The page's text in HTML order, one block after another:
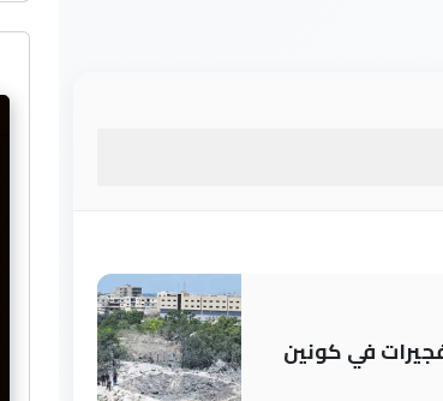
في كونين